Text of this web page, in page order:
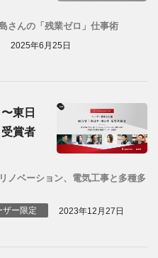
さんの「残業ゼロ」仕事術
2025年6月25日
東日
賞者
ノベーション、電気工事と多種多
ザー限定 2023年12月27日